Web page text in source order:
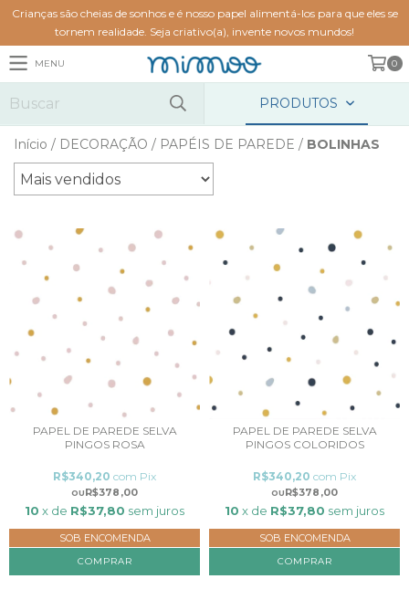
Crianças são cheias de sonhos e é nosso papel alimentá-los para que eles se
tornem realidade. Seja criativo(a), invente novos mundos!
MENU 0
PRODUTOS
Início / DECORAÇÃO / PAPÉIS DE PAREDE / BOLINHAS
PAPEL DE PAREDE SELVA
PINGOS ROSA
R$378,00
R$340,20 com Pix
10 x de R$37,80 sem juros
SOB ENCOMENDA
COMPRAR
PAPEL DE PAREDE SELVA
PINGOS COLORIDOS
R$378,00
R$340,20 com Pix
10 x de R$37,80 sem juros
SOB ENCOMENDA
COMPRAR